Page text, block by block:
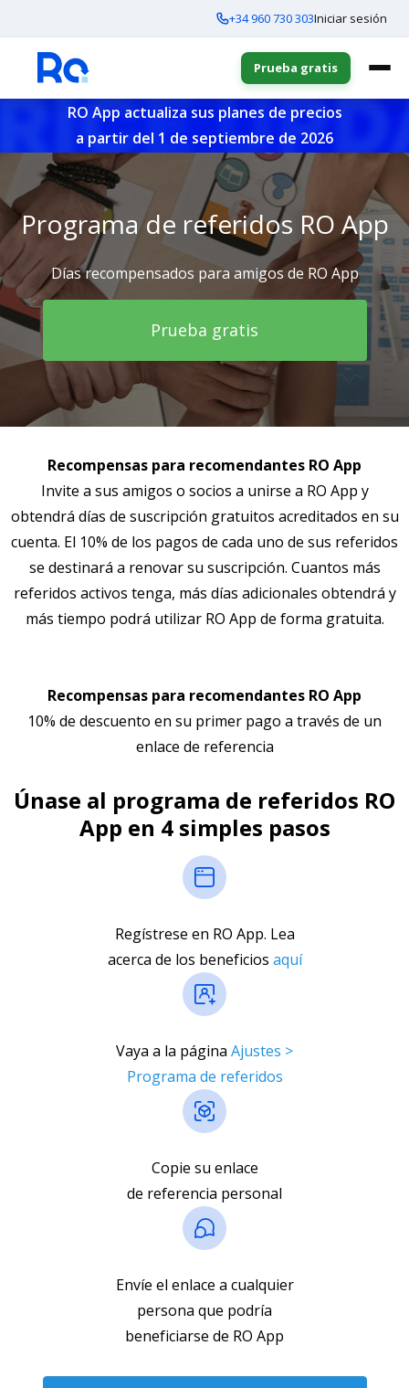
+34 960 730 303Iniciar sesión
Prueba gratis
RO App actualiza sus planes de precios
a partir del 1 de septiembre de 2026
Programa de referidos RO App
Días recompensados ​​para amigos de RO App
Prueba gratis
Recompensas para recomendantes RO App
Invite a sus amigos o socios a unirse a RO App y
obtendrá días de suscripción gratuitos acreditados en su
cuenta. El 10% de los pagos de cada uno de sus referidos
se destinará a renovar su suscripción. Cuantos más
referidos activos tenga, más días adicionales obtendrá y
más tiempo podrá utilizar RO App de forma gratuita.
Recompensas para recomendantes RO App
10% de descuento en su primer pago a través de un
enlace de referencia
Únase al programa de referidos RO
App en 4 simples pasos
Regístrese en RO App. Lea
acerca de los beneficios aquí
Vaya a la página Ajustes >
Programa de referidos
Copie su enlace
de referencia personal
Envíe el enlace a cualquier
persona que podría
beneficiarse de RO App